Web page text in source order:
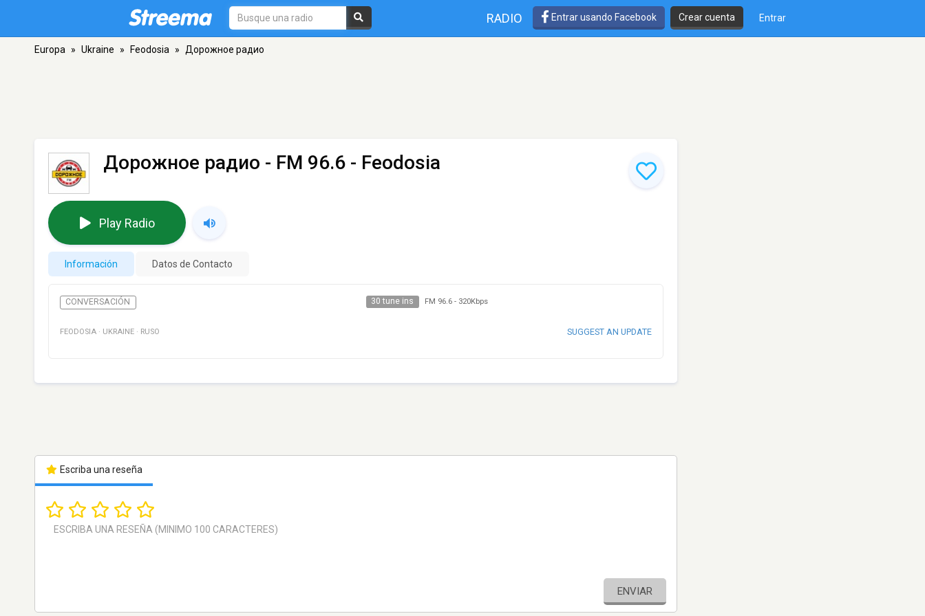
RADIO Entrar usando Facebook Crear cuenta Entrar
Europa » Ukraine » Feodosia » Дорожное радио
Дорожное радио - FM 96.6 - Feodosia
Play Radio
Información Datos de Contacto
CONVERSACIÓN 30 tune ins FM 96.6- 320Kbps
FEODOSIA · UKRAINE · RUSO SUGGEST AN UPDATE
Escriba una reseña
ENVIAR